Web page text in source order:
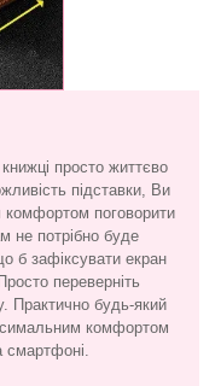
просто життєво
підставки, Ви
поговорити
не потрібно буде
б зафіксувати екран
переверніть
Практично будь-який
комфортом
смартфоні.